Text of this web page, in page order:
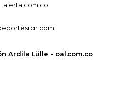
alerta.com.co
Ardila Lülle - oal.com.co